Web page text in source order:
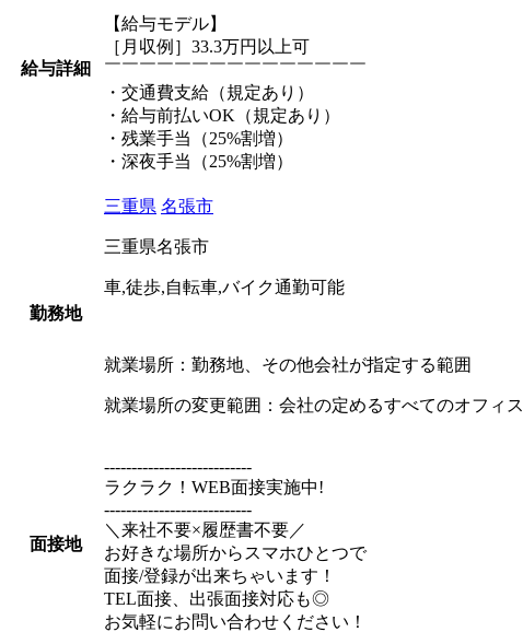
給与詳細
【給与モデル】
［月収例］33.3万円以上可
￣￣￣￣￣￣￣￣￣￣￣￣￣￣￣
・交通費支給（規定あり）
・給与前払いOK（規定あり）
・残業手当（25%割増）
・深夜手当（25%割増）
勤務地
三重県 名張市
三重県名張市
車,徒歩,自転車,バイク通勤可能
就業場所：勤務地、その他会社が指定する範囲
就業場所の変更範囲：会社の定めるすべてのオフィス
面接地
---------------------------
ラクラク！WEB面接実施中!
---------------------------
＼来社不要×履歴書不要／
お好きな場所からスマホひとつで
面接/登録が出来ちゃいます！
TEL面接、出張面接対応も◎
お気軽にお問い合わせください！